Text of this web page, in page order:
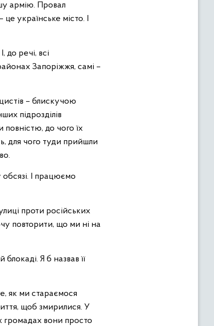
армію. Провал
українське місто. І
до речі, всі
Запоріжжя, самі –
– блискучою
підрозділів
повністю, до чого їх
для чого туди прийшли
І працюємо
проти російських
повторити, що ми ні на
Я б назвав її
як ми стараємося
щоб змирилися. У
громадах вони просто